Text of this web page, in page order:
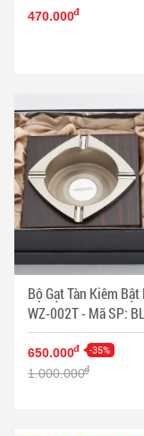
470.000đ
Bộ Gạt Tàn Kiêm Bật
WZ-002T - Mã
650.000đ -35%
1.000.000đ